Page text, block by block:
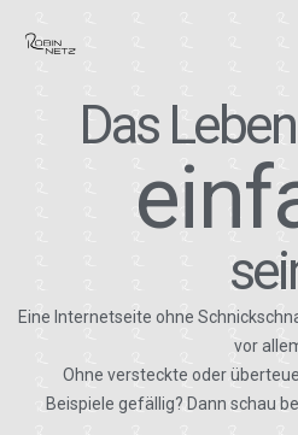
Inhalt
Das
Eine Internetseite ohne
vor
Ohne versteckte oder
Beispiele gefällig? Dann schau